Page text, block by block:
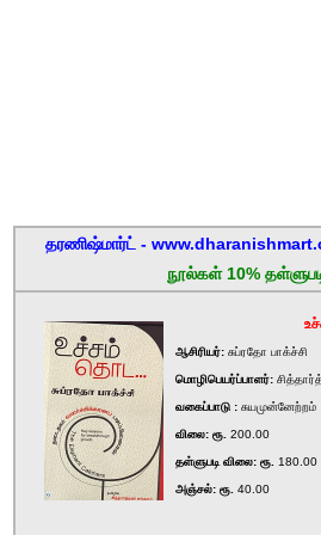
தரணிஷ்மார்ட் -
நூல்கள் 10%
ஆசிரியர்: சுப்ரதோ பாக்ச்சி
மொழிபெயர்ப்பாளர்:
வகைப்பாடு : சுயமுன்னேற்றம்
விலை: ரூ. 200.00
தள்ளுபடி விலை: ரூ. 180.00
அஞ்சல்: ரூ. 40.00